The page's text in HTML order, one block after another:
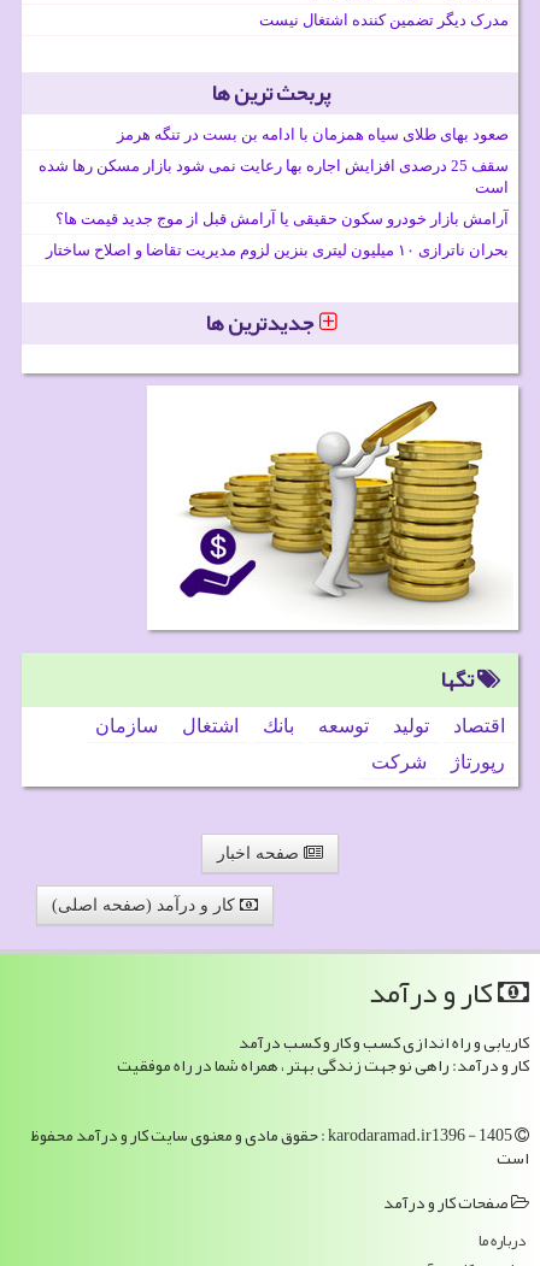
مدرک دیگر تضمین کننده اشتغال نیست
پربحث ترین ها
صعود بهای طلای سیاه همزمان با ادامه بن بست در تنگه هرمز
سقف 25 درصدی افزایش اجاره بها رعایت نمی شود بازار مسکن رها شده
است
آرامش بازار خودرو سکون حقیقی یا آرامش قبل از موج جدید قیمت ها؟
بحران ناترازی ۱۰ میلیون لیتری بنزین لزوم مدیریت تقاضا و اصلاح ساختار
جدیدترین ها
تگها
اقتصاد تولید توسعه بانك اشتغال
سازمان
رپورتاژ
شركت
صفحه اخبار
کار و درآمد (صفحه اصلی)
كار و درآمد
کاریابی و راه اندازی کسب و کار و کسب درآمد
کار و درآمد: راهی نو جهت زندگی بهتر ، همراه شما در راه موفقیت
karodaramad.ir1396 - 1405 : حقوق مادی و معنوی سایت كار و درآمد محفوظ
است
صفحات كار و درآمد
درباره ما